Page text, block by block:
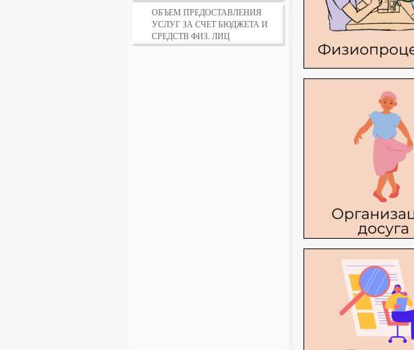
ОБЪЕМ ПРЕДОСТАВЛЕНИЯ
УСЛУГ ЗА СЧЕТ БЮДЖЕТА И
СРЕДСТВ ФИЗ. ЛИЦ